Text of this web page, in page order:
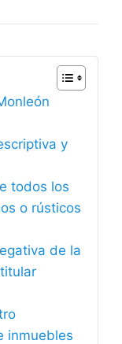
y
todos los
o rústicos
de la
inmuebles